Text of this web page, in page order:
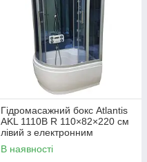
Гідромасажний бокс Atlantis
AKL 1110B R 110×82×220 см
лівий з електронним
керуванням, високим
піддоном, тропічним душем
В наявності